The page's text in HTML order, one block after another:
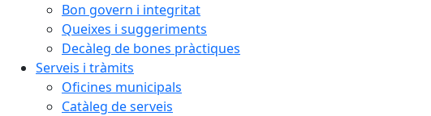
Bon govern i integritat
Queixes i suggeriments
Decàleg de bones pràctiques
Serveis i tràmits
Oficines municipals
Catàleg de serveis